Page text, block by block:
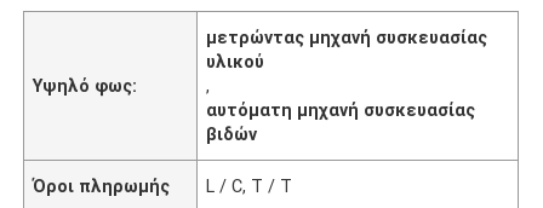
Υψηλό φως:
μετρώντας μηχανή συσκευασίας
υλικού
,
αυτόματη μηχανή συσκευασίας
βιδών
Όροι πληρωμής L / C, T / T